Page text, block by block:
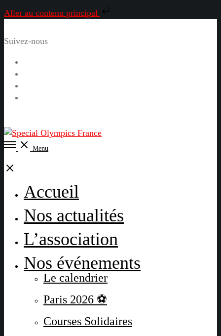
Aller au contenu principal
Suivez-nous
Open
Menu
Close
Accueil
Nos actualités
L’association
Nos événements
Le calendrier
Paris 2026 ⚽
Courses Solidaires